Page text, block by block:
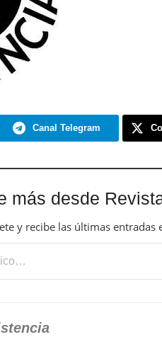
Canal Telegram
más desde
y recibe las últimas entradas